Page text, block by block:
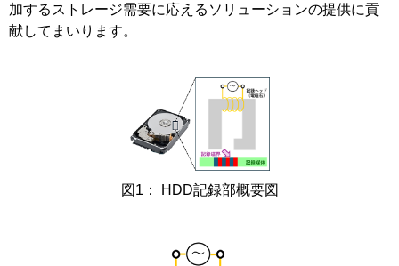
加するストレージ需要に応えるソリューションの提供に貢
献してまいります。
図1： HDD記録部概要図